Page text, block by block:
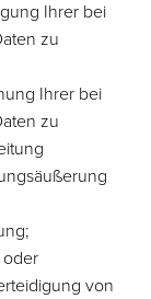
Ihrer bei
zu
Ihrer bei
zu
oder
von